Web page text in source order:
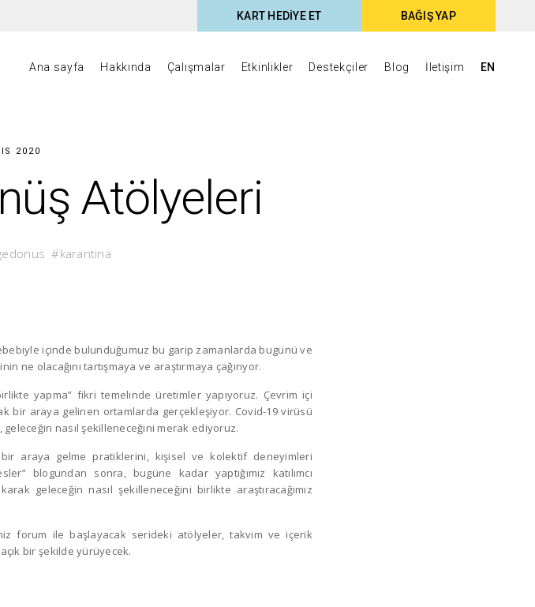
BAĞIŞ YAP
KART HEDİYE ET
Ana sayfa Hakkında Çalışmalar Etkinlikler Destekçiler Blog İletişim EN
2020
Atölyeleri
karantina
içinde bulunduğumuz bu garip zamanlarda bugünü ve
ne olacağını tartışmaya ve araştırmaya çağırıyor.
yapma” fikri temelinde üretimler yapıyoruz. Çevrim içi
bir araya gelinen ortamlarda gerçekleşiyor. Covid-19 virüsü
nasıl şekilleneceğini merak ediyoruz.
araya gelme pratiklerini, kişisel ve kolektif deneyimleri
blogundan sonra, bugüne kadar yaptığımız katılımcı
geleceğin nasıl şekilleneceğini birlikte araştıracağımız
forum ile başlayacak serideki atölyeler, takvim ve içerik
bir şekilde yürüyecek.